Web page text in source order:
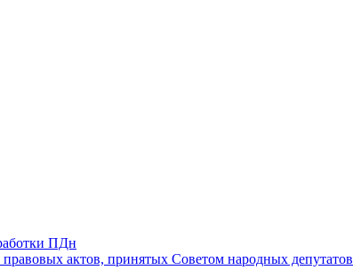
ПДн
актов, принятых Советом народных депутатов